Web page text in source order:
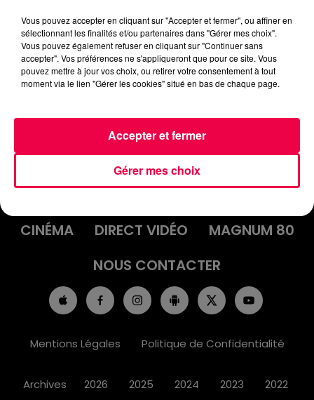
podcasts/2023/10/chq-231023.mp3
ACCUEIL INFOS
EMISSIONS
CINÉMA
DIRECT VIDÉO
MAGNUM 80
NOUS CONTACTER
Mentions Légales Politique de Confidentialité
Archives 2026 2025 2024 2023 2022
Vous pouvez accepter en cliquant sur "Accepter et fermer", ou affiner en
sélectionnant les finalités et/ou partenaires dans "Gérer mes choix".
Vous pouvez également refuser en cliquant sur "Continuer sans
accepter". Vos préférences ne s'appliqueront que pour ce site. Vous
pouvez mettre à jour vos choix, ou retirer votre consentement à tout
moment via le lien "Gérer les cookies" situé en bas de chaque page.
Gérer mes choix
Accepter et fermer